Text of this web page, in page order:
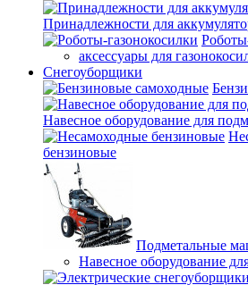
Принадлежности для
аксессуары для
Снегоуборщики
Навесное оборудование для
бензиновые
Подметальные
Навесное оборудование